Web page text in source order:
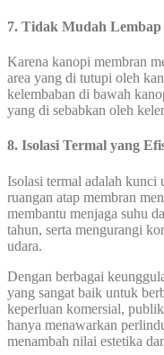
7. Tidak Mudah Lembap
Karena kanopi membran
area yang di tutupi oleh
kelembaban di bawah
yang di sebabkan oleh
8. Isolasi Termal yang
Isolasi termal adalah kunci
ruangan atap membran
membantu menjaga suhu
tahun, serta mengurangi
udara.
Dengan berbagai
yang sangat baik untuk
keperluan komersial,
hanya menawarkan
menambah nilai estetika